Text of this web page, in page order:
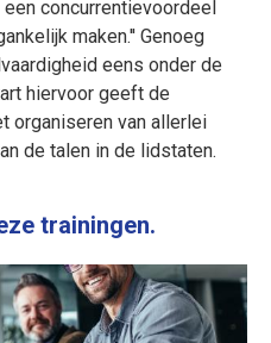
concurrentievoordeel
maken.'' Genoeg
eens onder de
hiervoor geeft de
organiseren van allerlei
de talen in de lidstaten.
trainingen.